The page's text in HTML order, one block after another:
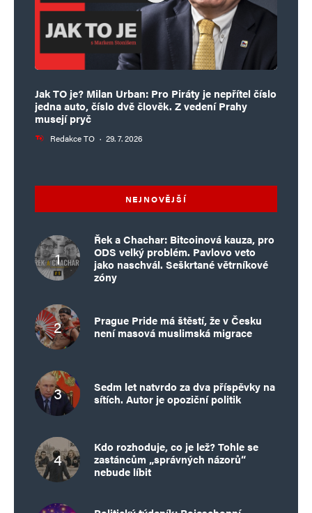
Jak TO je? Milan Urban: Pro Piráty je nepřítel číslo
jedna auto, číslo dvě člověk. Z vedení Prahy
musejí pryč
Redakce TO · 29. 7. 2026
NEJNOVĚJŠÍ
Řek a Chachar: Bitcoinová kauza, pro
ODS velký problém. Pavlovo veto
jako naschvál. Seškrtané větrníkové
zóny
Prague Pride má štěstí, že v Česku
není masová muslimská migrace
Sedm let natvrdo za dva příspěvky na
sítích. Autor je opoziční politik
Kdo rozhoduje, co je lež? Tohle se
zastáncům „správných názorů“
nebude líbit